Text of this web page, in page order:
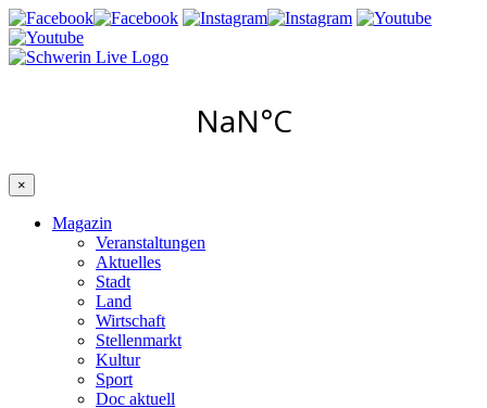
×
Magazin
Veranstaltungen
Aktuelles
Stadt
Land
Wirtschaft
Stellenmarkt
Kultur
Sport
Doc aktuell